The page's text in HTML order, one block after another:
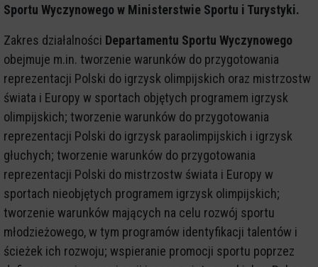
Sportu Wyczynowego w Ministerstwie Sportu i Turystyki.
Zakres działalności Departamentu Sportu Wyczynowego
obejmuje m.in. tworzenie warunków do przygotowania
reprezentacji Polski do igrzysk olimpijskich oraz mistrzostw
świata i Europy w sportach objętych programem igrzysk
olimpijskich; tworzenie warunków do przygotowania
reprezentacji Polski do igrzysk paraolimpijskich i igrzysk
głuchych; tworzenie warunków do przygotowania
reprezentacji Polski do mistrzostw świata i Europy w
sportach nieobjętych programem igrzysk olimpijskich;
tworzenie warunków mających na celu rozwój sportu
młodzieżowego, w tym programów identyfikacji talentów i
ścieżek ich rozwoju; wspieranie promocji sportu poprzez